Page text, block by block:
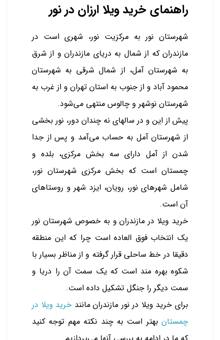
راهنمای خرید ویلا ارزان در نور
شهرستان نور به مرکزیت نور، شهری است در
مازندران که از شمال به دریای مازندران و از شرق
به شهرستان آمل، از شمال شرقی به شهرستان
محمود آباد و از جنوب به استان تهران و از غرب به
شهرستان نوشهر و چالوس منتهی می‌شود.
پیش از این و در سالهای نه چندان دور، نور بخشی
از شهرستان آمل به حساب می‌آمد و پس از جدا
شدن از آمل دارای سه بخش مرکزی، بلده و
چمستان است که بخش مرکزی شهرستان نور،
شامل شهرهای نور، رویان، ایزد شهر و روستاهای
آن است.
خرید ویلا در مازندران و به خصوص شهرستان نور
یک انتخاب فوق العاده است چرا که این منطقه
دقیقا در خط ساحلی قرار گرفته و از مناظر بسیار با
شکوه بهره مند است که یک سمت آن را دریا و
سمت دیگر را جنگل تشکیل داده است.
برای خرید ویلا در نور مازندران مانند خرید ویلا در
چمستان بهتر است به چند نکته مهم توجه کنید